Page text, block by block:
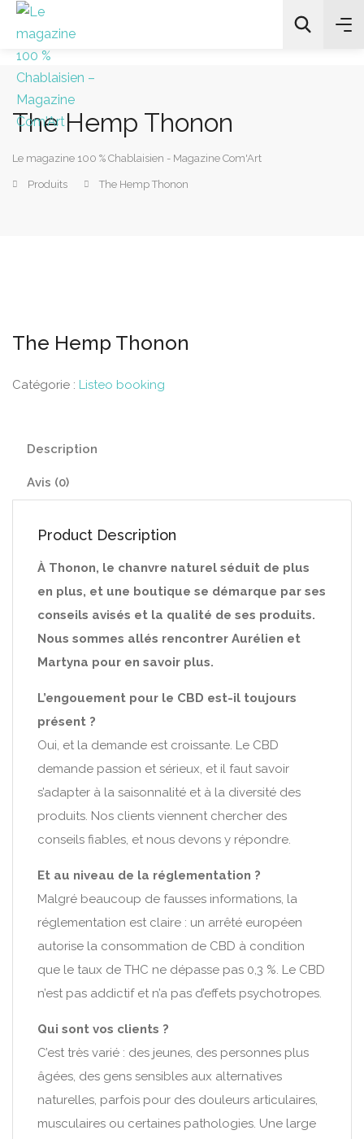
All Categories
The Hemp Thonon
Le magazine 100 % Chablaisien - Magazine Com'Art
Produits The Hemp Thonon
The Hemp Thonon
Catégorie : Listeo booking
Description
Avis (0)
Product Description
À Thonon, le chanvre naturel séduit de plus
en plus, et une boutique se démarque par ses
conseils avisés et la qualité de ses produits.
Nous sommes allés rencontrer Aurélien et
Martyna pour en savoir plus.
L’engouement pour le CBD est-il toujours
présent ?
Oui, et la demande est croissante. Le CBD
demande passion et sérieux, et il faut savoir
s’adapter à la saisonnalité et à la diversité des
produits. Nos clients viennent chercher des
conseils fiables, et nous devons y répondre.
Et au niveau de la réglementation ?
Malgré beaucoup de fausses informations, la
réglementation est claire : un arrêté européen
autorise la consommation de CBD à condition
que le taux de THC ne dépasse pas 0,3 %. Le CBD
n’est pas addictif et n’a pas d’effets psychotropes.
Qui sont vos clients ?
C’est très varié : des jeunes, des personnes plus
âgées, des gens sensibles aux alternatives
naturelles, parfois pour des douleurs articulaires,
musculaires ou certaines pathologies. Une large